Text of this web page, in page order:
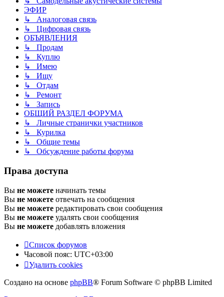
ЭФИР
↳ Аналоговая связь
↳ Цифровая связь
ОБЪЯВЛЕНИЯ
↳ Продам
↳ Куплю
↳ Имею
↳ Ищу
↳ Отдам
↳ Ремонт
↳ Запись
ОБЩИЙ РАЗДЕЛ ФОРУМА
↳ Личные странички участников
↳ Курилка
↳ Общие темы
↳ Обсуждение работы форума
Права доступа
Вы не можете начинать темы
Вы не можете отвечать на сообщения
Вы не можете редактировать свои сообщения
Вы не можете удалять свои сообщения
Вы не можете добавлять вложения
Список форумов
Часовой пояс: UTC+03:00
Удалить cookies
Создано на основе phpBB® Forum Software © phpBB Limited